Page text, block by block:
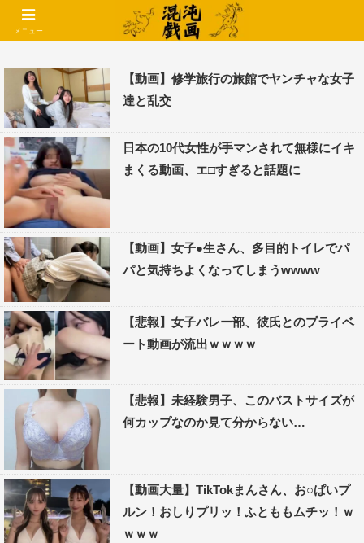
コメントでコテハン使えるようになりました🌱
【動画】修学旅行の旅館でヤンチャな女子
達と乱交
日本の10代女性が手マンされて無様にイキ
まくる動画、エ□すぎると話題に
【動画】女子●生さん、多目的トイレでパ
パと気持ちよくなってしまうwwww
【悲報】女子バレー部、彼氏とのプライベ
ート動画が流出ｗｗｗｗ
【悲報】未経験男子、このバストサイズが
何カップなのか見て分からない…
【動画大量】TikTokまんさん、お○ぱいプ
ルン！おしりプリッ！ふとももムチッ！ｗ
ｗｗｗ
メニュー